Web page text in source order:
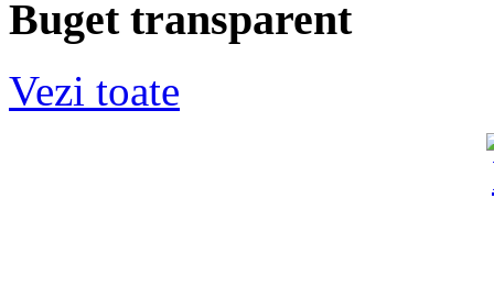
Buget transparent
Vezi toate